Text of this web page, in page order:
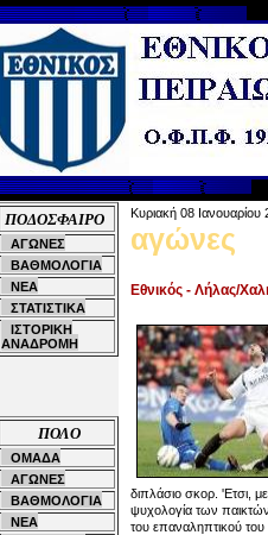
ΠΟΔΟΣΦΑΙΡΟ
ΑΓΩΝΕΣ
ΒΑΘΜΟΛΟΓΙΑ
ΝΕΑ
ΣΤΑΤΙΣΤΙΚΑ
ΙΣΤΟΡΙΚΗ
ΑΝΑΔΡΟΜΗ
ΠΟΛΟ
ΟΜΑΔΑ
ΑΓΩΝΕΣ
ΒΑΘΜΟΛΟΓΙΑ
ΝΕΑ
Κυριακή 08 Ιανουαρίου
αγώνες
Εθνικός - Λήλας/
διπλάσιο σκορ. 'Ετσι,
ψυχολογία των
του επαναληπτικού